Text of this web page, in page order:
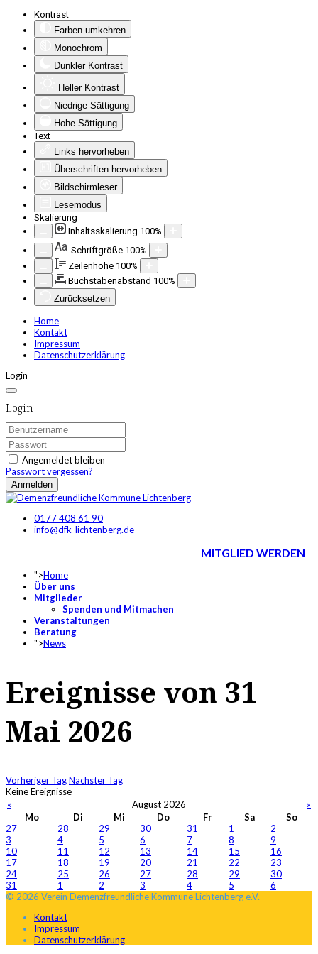
Kontrast
Farben umkehren
Monochrom
Dunkler Kontrast
Heller Kontrast
Niedrige Sättigung
Hohe Sättigung
Text
Links hervorheben
Überschriften hervorheben
Bildschirmleser
Lesemodus
Skalierung
Inhaltsskalierung 100%
Aa Schriftgröße 100%
Zeilenhöhe 100%
Buchstabenabstand 100%
Zurücksetzen
Home
Kontakt
Impressum
Datenschutzerklärung
Login
Login
Angemeldet bleiben
Passwort vergessen?
Anmelden
0177 408 61 90
info@dfk-lichtenberg.de
MITGLIED WERDEN
">Home
Über uns
Mitglieder
Spenden und Mitmachen
Veranstaltungen
Beratung
">News
Ereignisse von 31
Mai 2026
Vorheriger TagNächster Tag
Keine Ereignisse
«
August 2026
»
Mo
Di Mi Do Fr Sa
So
27
28 29 30 31 1
2
3
4 5 6 7 8
9
10
11 12 13 14 15
16
17
18 19 20 21 22
23
24
25 26 27 28 29
30
31
1 2 3 4 5
6
© 2026 Verein Demenzfreundliche Kommune Lichtenberg e.V.
Kontakt
Impressum
Datenschutzerklärung